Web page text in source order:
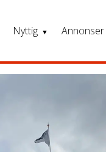
Nyttig Annonser